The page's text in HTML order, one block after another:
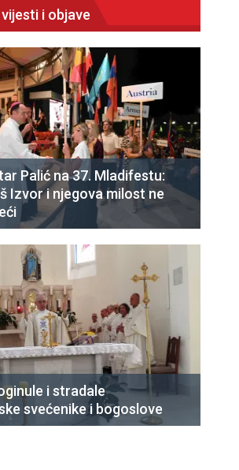
i objave
Palić na 37. Mladifestu:
Izvor i njegova milost ne
i stradale
svećenike i bogoslove